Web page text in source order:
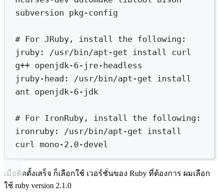
subversion pkg-config
# For JRuby, install the following:
jruby:
/usr/bin/apt-get install
curl
g++ openjdk-6-jre-headless
jruby-head:
/usr/bin/apt-get
install
ant openjdk-6-jdk
# For IronRuby, install the following:
ironruby:
/usr/bin/apt-get
install
curl
mono-2.0-devel
เมื่อติดตั้งเสร็จ ก็เลือกใช้ เวอร์ชั่นของ Ruby ที่ต้องการ ผมเลือก
ใช้ ruby version 2.1.0